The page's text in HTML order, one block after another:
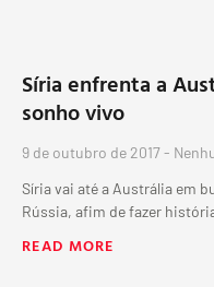
Síria enfrenta a
sonho vivo
9 de outubro de 2017
Síria vai até a Austrália em
Rússia, afim de fazer
READ MORE